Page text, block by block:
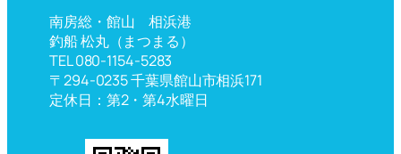
南房総・館山 相浜港
釣船 松丸（まつまる）
TEL 080-1154-5283
〒294-0235 千葉県館山市相浜171
定休日：第2・第4水曜日